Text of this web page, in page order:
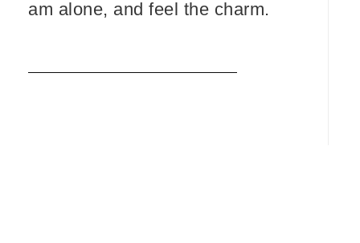
am alone, and feel the charm.